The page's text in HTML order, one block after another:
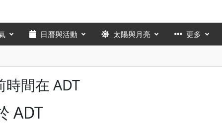
日曆與活動 太陽與月亮 更多
時間在 ADT
ADT